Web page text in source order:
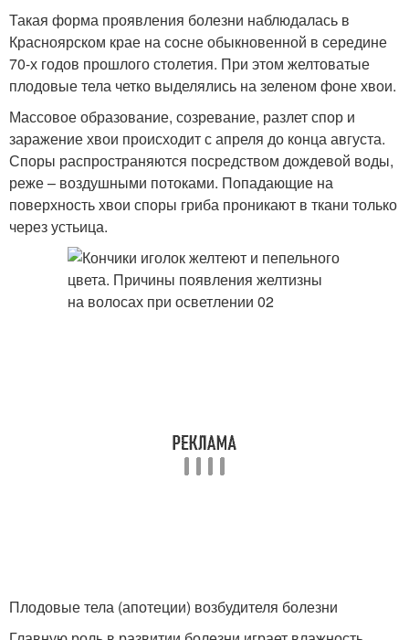
Такая форма проявления болезни наблюдалась в
Красноярском крае на сосне обыкновенной в середине
70-х годов прошлого столетия. При этом желтоватые
плодовые тела четко выделялись на зеленом фоне хвои.
Массовое образование, созревание, разлет спор и
заражение хвои происходит с апреля до конца августа.
Споры распространяются посредством дождевой воды,
реже – воздушными потоками. Попадающие на
поверхность хвои споры гриба проникают в ткани только
через устьица.
Плодовые тела (апотеции) возбудителя болезни